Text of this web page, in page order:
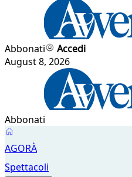
Abbonati
Accedi
August 8, 2026
Abbonati
AGORÀ
Spettacoli